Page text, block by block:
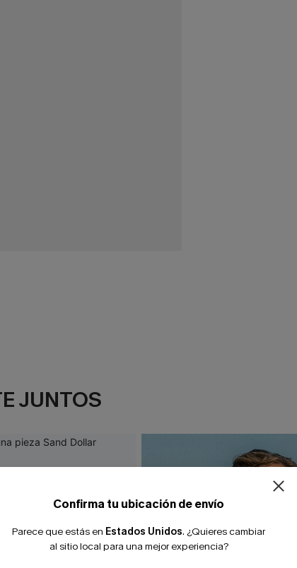
JUNTOS
Confirma tu ubicación de envío
Parece que estás en Estados Unidos. ¿Quieres cambiar
al sitio local para una mejor experiencia?
-10% extra sin